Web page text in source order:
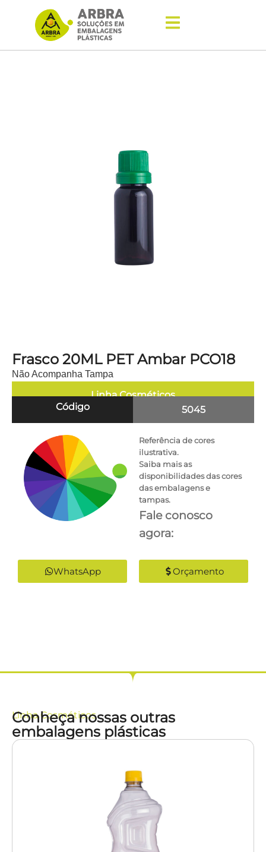
Frasco 20ML PET Ambar PCO18
Não Acompanha Tampa
Linha Cosméticos
Código
5045
Referência de cores
ilustrativa.
Saiba mais as
disponibilidades das cores
das embalagens e
tampas.
Fale conosco
agora:
WhatsApp Orçamento
LinhaCosméticos
Conheça nossas outras
embalagens plásticas